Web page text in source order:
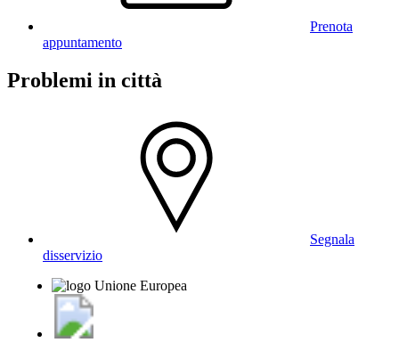
Prenota
appuntamento
Problemi in città
Segnala
disservizio